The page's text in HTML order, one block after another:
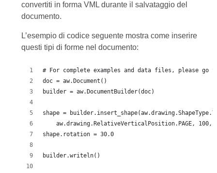
convertiti in forma VML durante il salvataggio del
documento.
L’esempio di codice seguente mostra come inserire
questi tipi di forme nel documento:
# For complete examples and data files, please go
doc = aw.Document()
builder = aw.DocumentBuilder(doc)
shape =
aw.drawing.RelativeVerticalPosition.PAGE, 100,
shape.rotation = 30.0
builder.writeln()